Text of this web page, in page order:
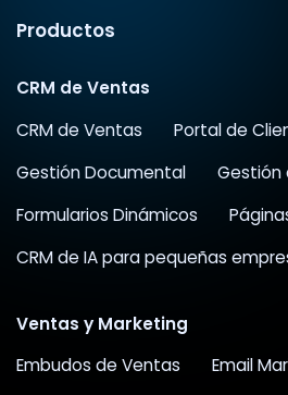
Productos
CRM de Ventas
CRM de Ventas
Portal de
Gestión Documental
Gestión
Formularios Dinámicos
CRM de IA para pequeñas
Ventas y Marketing
Embudos de Ventas
Email